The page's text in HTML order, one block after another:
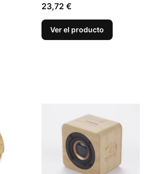
Precio
23,72 €
Ver el producto